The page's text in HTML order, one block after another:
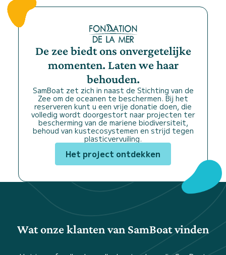
De zee biedt ons onvergetelijke
momenten. Laten we haar
behouden.
SamBoat zet zich in naast de Stichting van de
Zee om de oceanen te beschermen. Bij het
reserveren kunt u een vrije donatie doen, die
volledig wordt doorgestort naar projecten ter
bescherming van de mariene biodiversiteit,
behoud van kustecosystemen en strijd tegen
plasticvervuiling.
Het project ontdekken
Wat onze klanten van SamBoat vinden